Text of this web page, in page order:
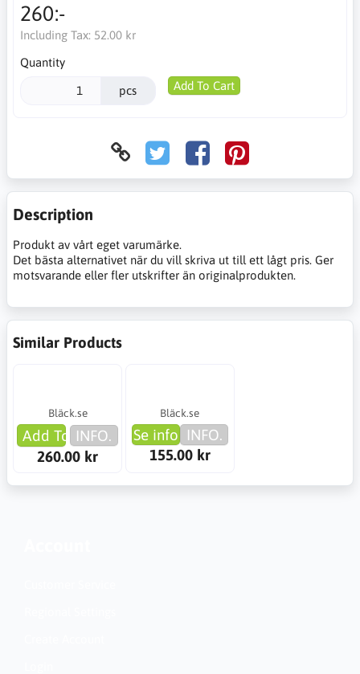
260:-
Including Tax: 52.00 kr
Quantity
pcs Add To Cart
Description
Produkt av vårt eget varumärke.
Det bästa alternativet när du vill skriva ut till ett lågt pris. Ger
motsvarande eller fler utskrifter än originalprodukten.
Similar Products
Bläck.se
Add To Cart
INFO.
260.00 kr
Bläck.se
Se info INFO.
155.00 kr